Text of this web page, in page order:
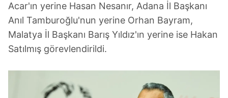
Acar'ın yerine Hasan Nesanır, Adana İl Başkanı
Anıl Tamburoğlu'nun yerine Orhan Bayram,
Malatya İl Başkanı Barış Yıldız'ın yerine ise Hakan
Satılmış görevlendirildi.